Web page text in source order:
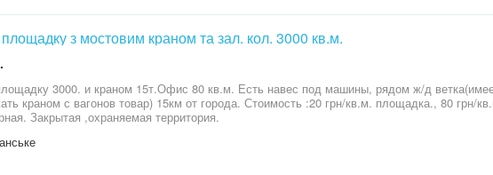
з мостовим краном та зал. кол. 3000 кв.м.
3000. и краном 15т.Офис 80 кв.м. Есть навес под машины, рядом ж/д ветка(имеется возможность
краном с вагонов товар) 15км от города. Стоимость :20 грн/кв.м. площадка., 80 грн/
Закрытая ,охраняемая территория.